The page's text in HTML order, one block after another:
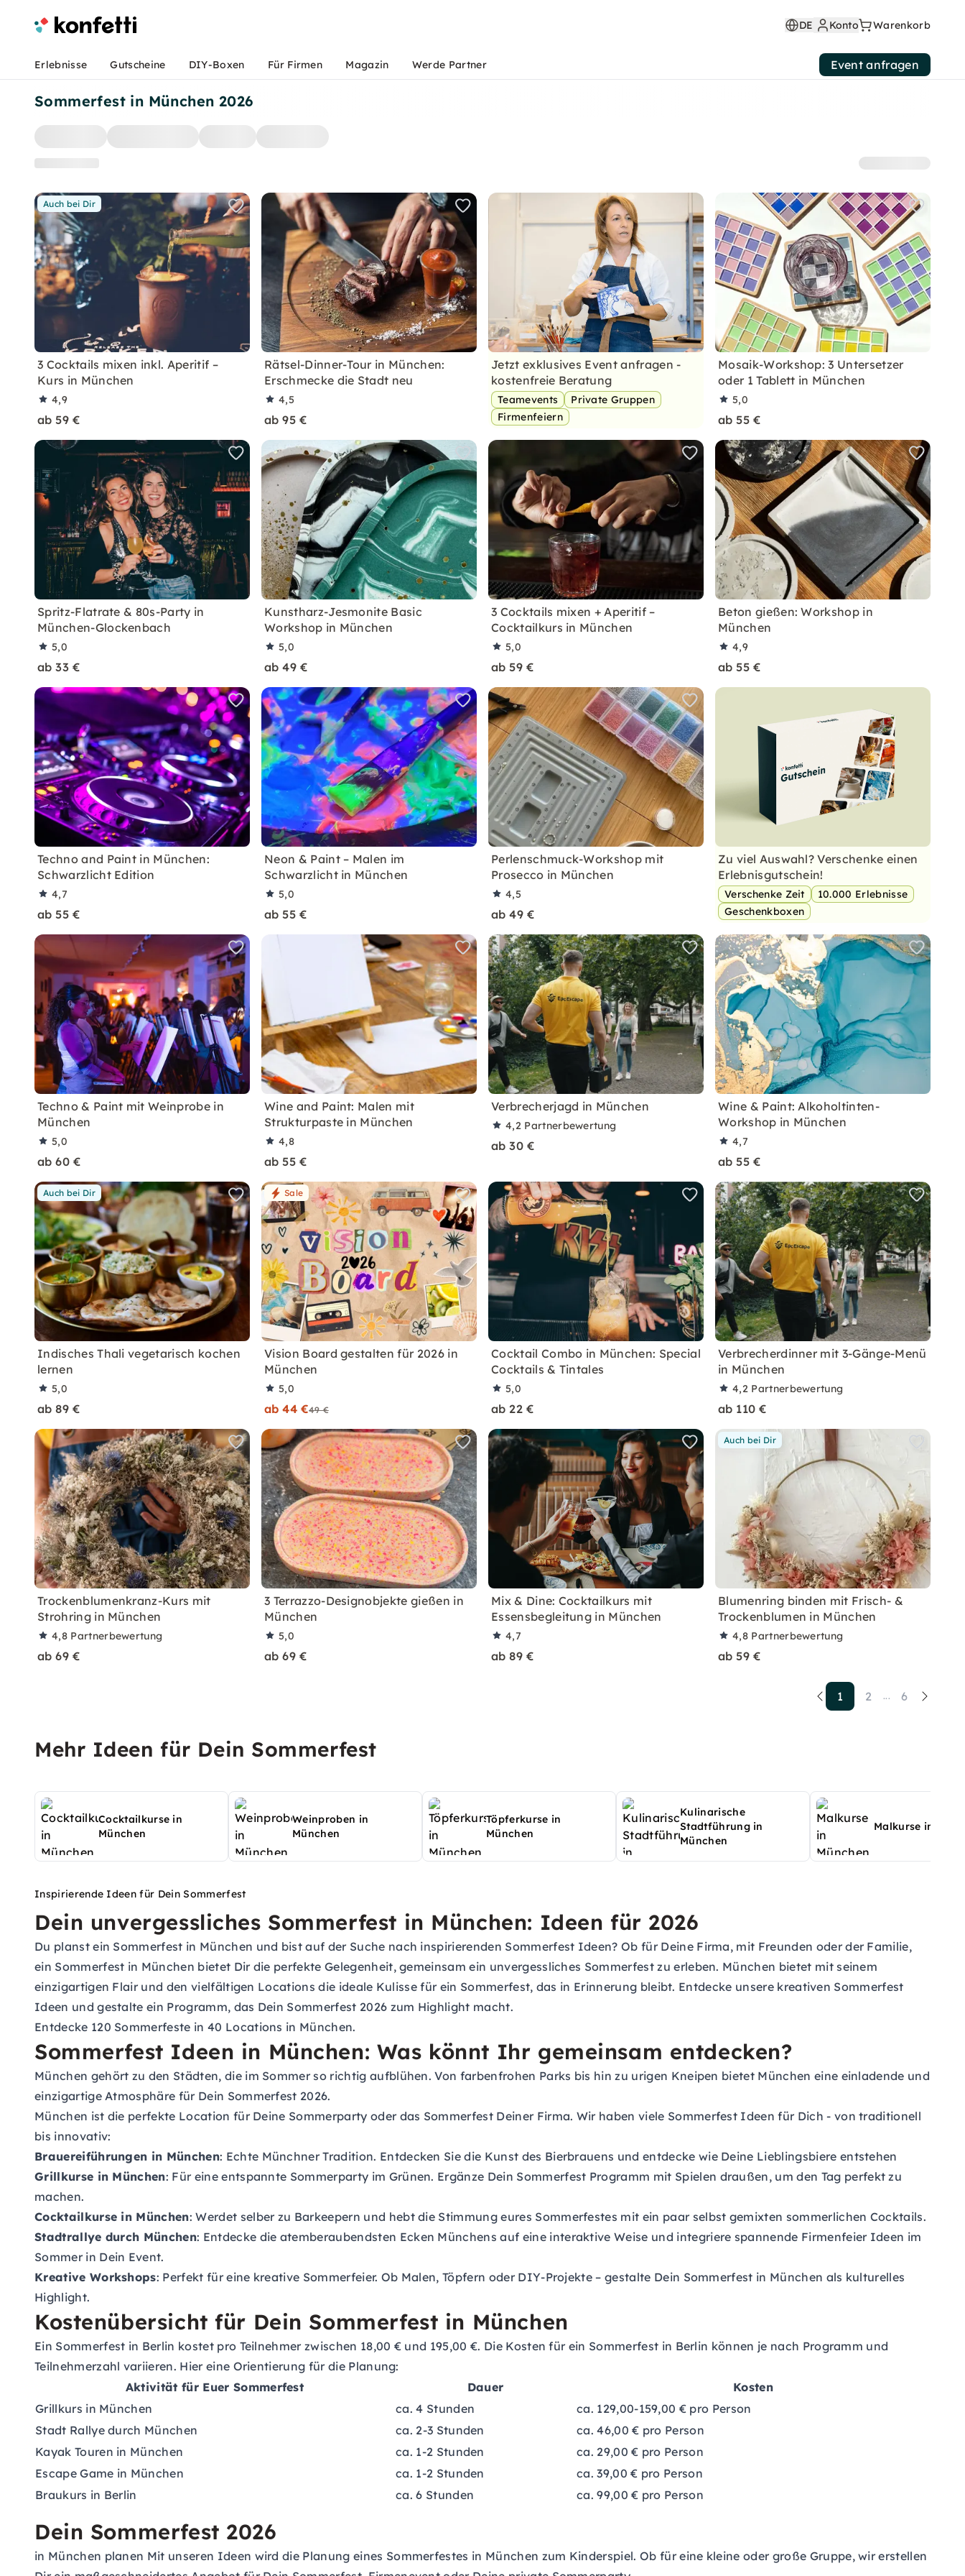
Sommerfest in München 2026
Auch bei Dir
3 Cocktails mixen inkl. Aperitif –
Kurs in München
4,9
ab 59 €
Rätsel-Dinner-Tour in München:
Erschmecke die Stadt neu
4,5
ab 95 €
Jetzt exklusives Event anfragen -
kostenfreie Beratung
Teamevents
Private Gruppen
Firmenfeiern
Mosaik-Workshop: 3 Untersetzer
oder 1 Tablett in München
5,0
ab 55 €
Spritz-Flatrate & 80s-Party in
München-Glockenbach
5,0
ab 33 €
Kunstharz-Jesmonite Basic
Workshop in München
5,0
ab 49 €
3 Cocktails mixen + Aperitif –
Cocktailkurs in München
5,0
ab 59 €
Beton gießen: Workshop in
München
4,9
ab 55 €
Techno and Paint in München:
Schwarzlicht Edition
4,7
ab 55 €
Neon & Paint – Malen im
Schwarzlicht in München
5,0
ab 55 €
Perlenschmuck-Workshop mit
Prosecco in München
4,5
ab 49 €
Zu viel Auswahl? Verschenke einen
Erlebnisgutschein!
Verschenke Zeit
10.000 Erlebnisse
Geschenkboxen
Techno & Paint mit Weinprobe in
München
5,0
ab 60 €
Wine and Paint: Malen mit
Strukturpaste in München
4,8
ab 55 €
Verbrecherjagd in München
4,2 Partnerbewertung
ab 30 €
Wine & Paint: Alkoholtinten-
Workshop in München
4,7
ab 55 €
Auch bei Dir
Indisches Thali vegetarisch kochen
lernen
5,0
ab 89 €
Sale
Vision Board gestalten für 2026 in
München
5,0
ab 44 €49 €
Cocktail Combo in München: Special
Cocktails & Tintales
5,0
ab 22 €
Verbrecherdinner mit 3-Gänge-Menü
in München
4,2 Partnerbewertung
ab 110 €
Trockenblumenkranz-Kurs mit
Strohring in München
4,8 Partnerbewertung
ab 69 €
3 Terrazzo-Designobjekte gießen in
München
5,0
ab 69 €
Mix & Dine: Cocktailkurs mit
Essensbegleitung in München
4,7
ab 89 €
Auch bei Dir
Blumenring binden mit Frisch- &
Trockenblumen in München
4,8 Partnerbewertung
ab 59 €
1 2 ... 6
Mehr Ideen für Dein Sommerfest
Cocktailkurse in
München
Weinproben in
München
Töpferkurse in
München
Kulinarische
Stadtführung in
München
Malkurse in
Inspirierende Ideen für Dein Sommerfest
Dein unvergessliches Sommerfest in München: Ideen für 2026
Du planst ein Sommerfest in München und bist auf der Suche nach inspirierenden Sommerfest Ideen? Ob für Deine Firma, mit Freunden oder der Familie,
ein Sommerfest in München bietet Dir die perfekte Gelegenheit, gemeinsam ein unvergessliches Sommerfest zu erleben. München bietet mit seinem
einzigartigen Flair und den vielfältigen Locations die ideale Kulisse für ein Sommerfest, das in Erinnerung bleibt. Entdecke unsere kreativen Sommerfest
Ideen und gestalte ein Programm, das Dein Sommerfest 2026 zum Highlight macht.
Entdecke 120 Sommerfeste in 40 Locations in München.
Sommerfest Ideen in München: Was könnt Ihr gemeinsam entdecken?
München gehört zu den Städten, die im Sommer so richtig aufblühen. Von farbenfrohen Parks bis hin zu urigen Kneipen bietet München eine einladende und
einzigartige Atmosphäre für Dein Sommerfest 2026.
München ist die perfekte Location für Deine Sommerparty oder das Sommerfest Deiner Firma. Wir haben viele Sommerfest Ideen für Dich - von traditionell
bis innovativ:
Brauereiführungen in München: Echte Münchner Tradition. Entdecken Sie die Kunst des Bierbrauens und entdecke wie Deine Lieblingsbiere entstehen
Grillkurse in München: Für eine entspannte Sommerparty im Grünen. Ergänze Dein Sommerfest Programm mit Spielen draußen, um den Tag perfekt zu
machen.
Cocktailkurse in München: Werdet selber zu Barkeepern und hebt die Stimmung eures Sommerfestes mit ein paar selbst gemixten sommerlichen Cocktails.
Stadtrallye durch München: Entdecke die atemberaubendsten Ecken Münchens auf eine interaktive Weise und integriere spannende Firmenfeier Ideen im
Sommer in Dein Event.
Kreative Workshops: Perfekt für eine kreative Sommerfeier. Ob Malen, Töpfern oder DIY-Projekte – gestalte Dein Sommerfest in München als kulturelles
Highlight.
Kostenübersicht für Dein Sommerfest in München
Ein Sommerfest in Berlin kostet pro Teilnehmer zwischen 18,00 € und 195,00 €. Die Kosten für ein Sommerfest in Berlin können je nach Programm und
Teilnehmerzahl variieren. Hier eine Orientierung für die Planung:
Aktivität für Euer Sommerfest
Dauer
Kosten
Grillkurs in München
ca. 4 Stunden
ca. 129,00-159,00 € pro Person
Stadt Rallye durch München
ca. 2-3 Stunden
ca. 46,00 € pro Person
Kayak Touren in München
ca. 1-2 Stunden
ca. 29,00 € pro Person
Escape Game in München
ca. 1-2 Stunden
ca. 39,00 € pro Person
Braukurs in Berlin
ca. 6 Stunden ca. 99,00 € pro Person
Dein Sommerfest 2026
in München planen Mit unseren Ideen wird die Planung eines Sommerfestes in München zum Kinderspiel. Ob für eine kleine oder große Gruppe, wir erstellen
DE Konto Warenkorb
Erlebnisse Gutscheine DIY-Boxen Für Firmen Magazin Werde Partner Event anfragen